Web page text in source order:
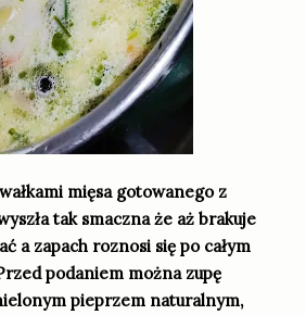
mięsa gotowanego z
tak smaczna że aż brakuje
a zapach roznosi się po całym
podaniem można zupę
pieprzem naturalnym,